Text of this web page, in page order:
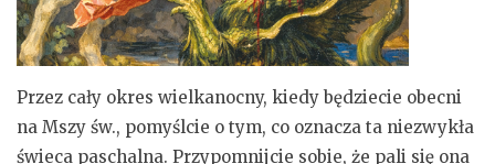
Przez cały okres wielkanocny, kiedy będziecie obecni
na Mszy św., pomyślcie o tym, co oznacza ta niezwykła
świeca paschalna. Przypomnijcie sobie, że pali się ona